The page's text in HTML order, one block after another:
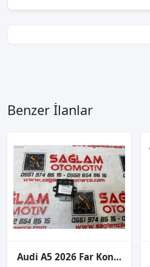
Benzer İlanlar
Audi A5 2026 Far Kontrol Beyni 8K0907357D